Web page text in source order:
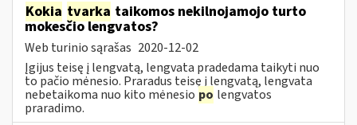
Kokia tvarka taikomos nekilnojamojo turto
mokesčio lengvatos?
Web turinio sąrašas 2020-12-02
Įgijus teisę į lengvatą, lengvata pradedama taikyti nuo
to pačio mėnesio. Praradus teisę į lengvatą, lengvata
nebetaikoma nuo kito mėnesio po lengvatos
praradimo.